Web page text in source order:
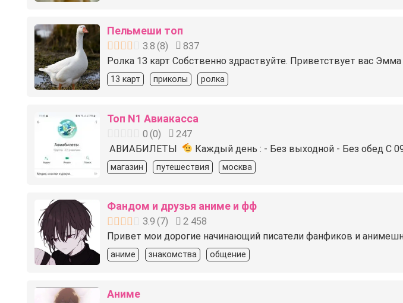
Пельмеши топ
3.8 (8)
837
Ролка 13 карт Собственно здраствуйте. Приветствует вас
13 карт приколы ролка
Топ N1 Авиакасса
0 (0)
247
АВИАБИЛЕТЫ
Каждый день : - Без выходной - Без обед С
магазин путешествия москва
Фандом и друзья аниме и фф
3.9 (7)
2 458
Привет мои дорогие начинающий писатели фанфиков и
аниме знакомства общение
Аниме